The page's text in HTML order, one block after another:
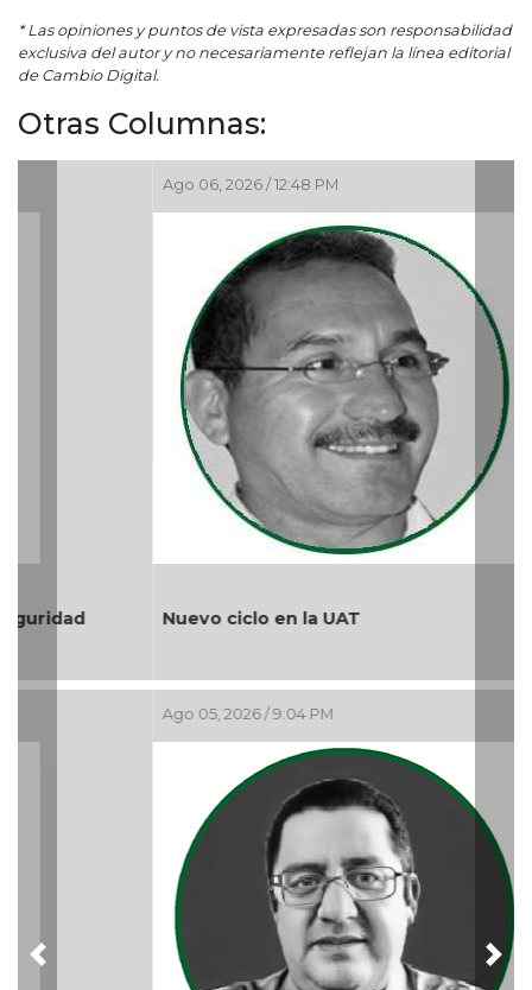
* Las opiniones y puntos de vista expresadas son responsabilidad
exclusiva del autor y no necesariamente reflejan la línea editorial
de Cambio Digital.
Otras Columnas:
Ago 06, 2026 / 12:48 PM
Nuevo ciclo en la UAT
Ago 05, 2026 / 9:04 PM
Previous